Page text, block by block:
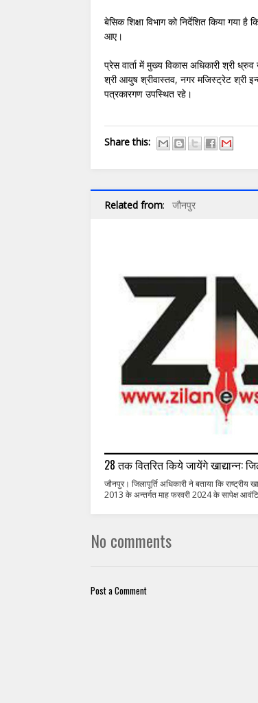
बेसिक शिक्षा विभाग को निर्देशित किया गया है
आए।
प्रेस वार्ता में मुख्य विकास अधिकारी श्री
श्री आयुष श्रीवास्तव, नगर मजिस्ट्रेट श्री
पत्रकारगण उपस्थित रहे।
Share this:
Related from: जौनपुर
28 तक वितरित किये जायेंगे खाद्यान्न:
जौनपुर। जिलापूर्ति अधिकारी ने बताया कि राष्ट्रीय
2013 के अन्तर्गत माह फरवरी 2024 के सापेक्ष
No comments
Post a Comment